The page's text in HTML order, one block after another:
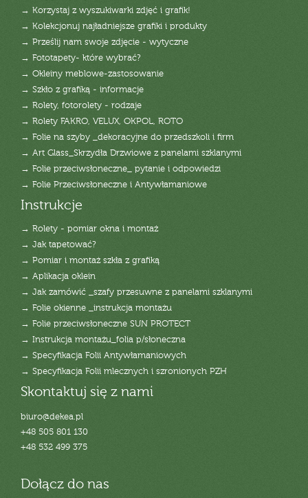
→ Korzystaj z wyszukiwarki zdjęć i grafik!
→ Kolekcjonuj najładniejsze grafiki i produkty
→ Prześlij nam swoje zdjęcie - wytyczne
→ Fototapety- które wybrać?
→ Okleiny meblowe-zastosowanie
→ Szkło z grafiką - informacje
→ Rolety, fotorolety - rodzaje
→ Rolety FAKRO, VELUX, OKPOL, ROTO
→ Folie na szyby _dekoracyjne do przedszkoli i firm
→ Art Glass_Skrzydła Drzwiowe z panelami szklanymi
→ Folie przeciwsłoneczne_ pytanie i odpowiedzi
→ Folie Przeciwsłoneczne i Antywłamaniowe
Instrukcje
→ Rolety - pomiar okna i montaż
→ Jak tapetować?
→ Pomiar i montaż szkła z grafiką
→ Aplikacja oklein
→ Jak zamówić _szafy przesuwne z panelami szklanymi
→ Folie okienne _instrukcja montażu
→ Folie przeciwsłoneczne SUN PROTECT
→ Instrukcja montażu_folia p/słoneczna
→ Specyfikacja Folii Antywłamaniowych
→ Specyfikacja Folii mlecznych i szronionych PZH
Skontaktuj się z nami
biuro@dekea.pl
+48 505 801 130
+48 532 499 375
Dołącz do nas